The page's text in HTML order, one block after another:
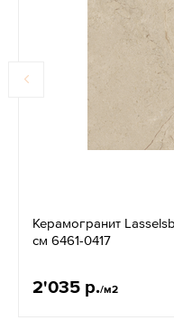
Керамогранит
см 6461-0417
2'035 р./м2